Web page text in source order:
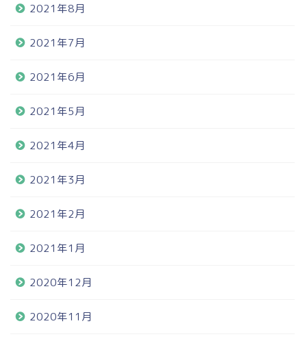
2021年8月
2021年7月
2021年6月
2021年5月
2021年4月
2021年3月
2021年2月
2021年1月
2020年12月
2020年11月